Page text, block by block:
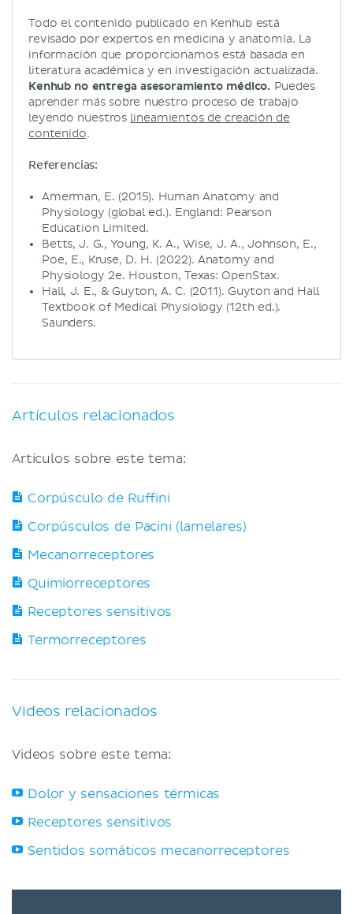
Todo el contenido publicado en Kenhub está
revisado por expertos en medicina y anatomía. La
información que proporcionamos está basada en
literatura académica y en investigación actualizada.
Kenhub no entrega asesoramiento médico. Puedes
aprender más sobre nuestro proceso de trabajo
leyendo nuestros lineamientos de creación de
contenido.
Referencias:
Amerman, E. (2015). Human Anatomy and
Physiology (global ed.). England: Pearson
Education Limited.
Betts, J. G., Young, K. A., Wise, J. A., Johnson, E.,
Poe, E., Kruse, D. H. (2022). Anatomy and
Physiology 2e. Houston, Texas: OpenStax.
Hall, J. E., & Guyton, A. C. (2011). Guyton and Hall
Textbook of Medical Physiology (12th ed.).
Saunders.
Artículos relacionados
Artículos sobre este tema:
Corpúsculo de Ruffini
Corpúsculos de Pacini (lamelares)
Mecanorreceptores
Quimiorreceptores
Receptores sensitivos
Termorreceptores
Videos relacionados
Videos sobre este tema:
Dolor y sensaciones térmicas
Receptores sensitivos
Sentidos somáticos mecanorreceptores